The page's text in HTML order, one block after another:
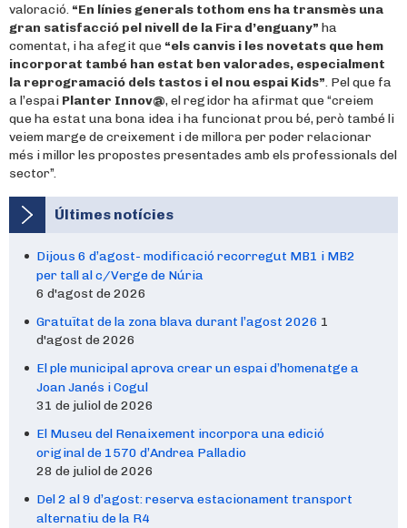
valoració. “En línies generals tothom ens ha transmès una
gran satisfacció pel nivell de la Fira d’enguany” ha
comentat, i ha afegit que “els canvis i les novetats que hem
incorporat també han estat ben valorades, especialment
la reprogramació dels tastos i el nou espai Kids”. Pel que fa
a l’espai Planter Innov@, el regidor ha afirmat que “creiem
que ha estat una bona idea i ha funcionat prou bé, però també li
veiem marge de creixement i de millora per poder relacionar
més i millor les propostes presentades amb els professionals del
sector”.
Últimes notícies
Dijous 6 d’agost- modificació recorregut MB1 i MB2
per tall al c/Verge de Núria
6 d'agost de 2026
Gratuïtat de la zona blava durant l’agost 2026 1
d'agost de 2026
El ple municipal aprova crear un espai d’homenatge a
Joan Janés i Cogul
31 de juliol de 2026
El Museu del Renaixement incorpora una edició
original de 1570 d’Andrea Palladio
28 de juliol de 2026
Del 2 al 9 d’agost: reserva estacionament transport
alternatiu de la R4